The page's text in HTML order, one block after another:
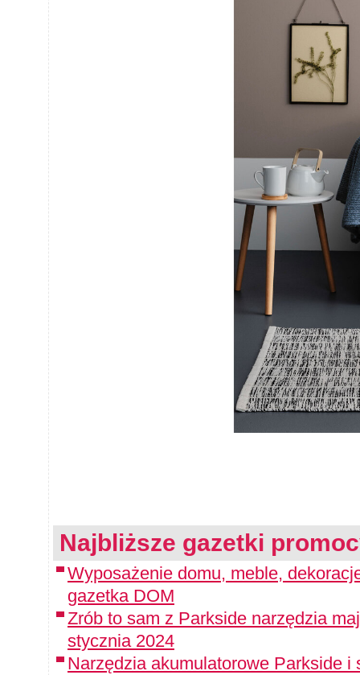
Najbliższe gazetki
Wyposażenie domu, meble,
gazetka DOM
Zrób to sam z Parkside narzędzia
stycznia 2024
Narzędzia akumulatorowe Parkside i